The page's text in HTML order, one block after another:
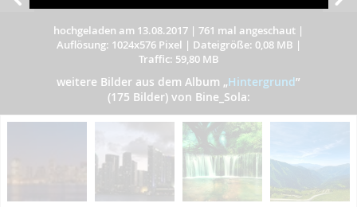
hochgeladen am 13.08.2017 | 761 mal angeschaut |
Auflösung: 1024x576 Pixel | Dateigröße: 0,08 MB |
Traffic: 59,80 MB
weitere Bilder aus dem Album „Hintergrund”
(175 Bilder) von Bine_Sola: